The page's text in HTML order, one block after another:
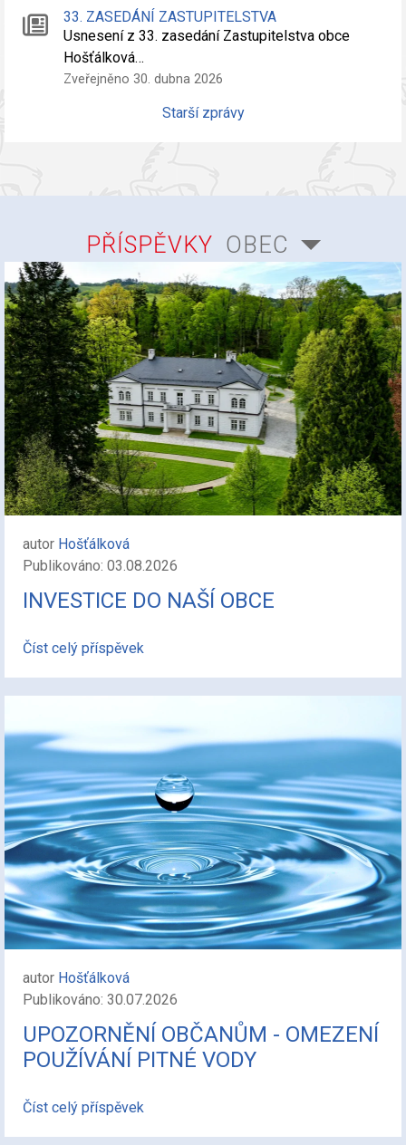
33. ZASEDÁNÍ ZASTUPITELSTVA
Usnesení z 33. zasedání Zastupitelstva obce
Hošťálková…
Zveřejněno 30. dubna 2026
Starší zprávy
PŘÍSPĚVKY OBEC
autor Hošťálková
Publikováno: 03.08.2026
INVESTICE DO NAŠÍ OBCE
Číst celý příspěvek
autor Hošťálková
Publikováno: 30.07.2026
UPOZORNĚNÍ OBČANŮM - OMEZENÍ
POUŽÍVÁNÍ PITNÉ VODY
Číst celý příspěvek